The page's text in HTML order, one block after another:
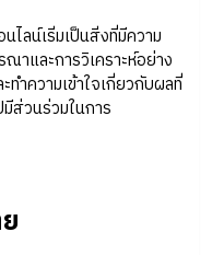
ลน์เริ่มเป็นสิ่งที่มีความ
าและการวิเคราะห์อย่าง
ทำความเข้าใจเกี่ยวกับผลที่
ส่วนร่วมในการ